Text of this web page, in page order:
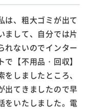
は、粗大ゴミが出て
まして、自分では片
れないのでインター
で【不用品・回収】
をしましたところ、
出てきましたので早
をいたしました。電